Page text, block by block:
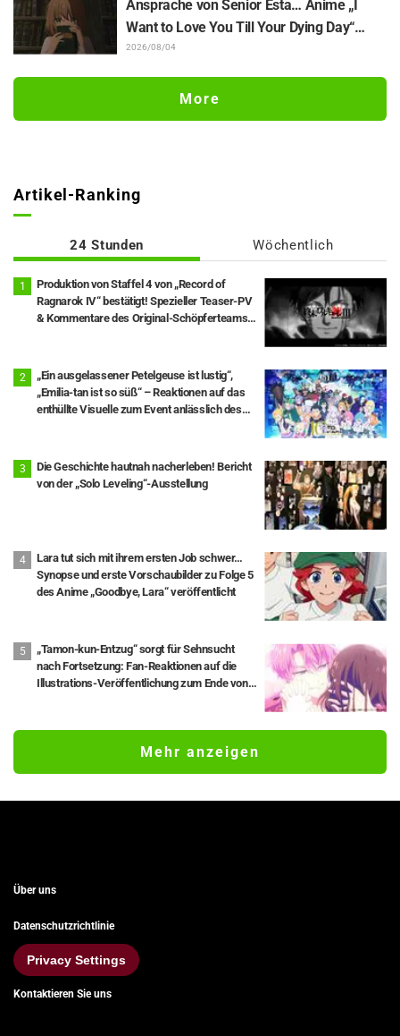
auf die Pelle rückt
Ansprache von Senior Esta… Anime „I
Want to Love You Till Your Dying Day“
Enthüllung von Synopsis für Episode 5,
Episodenposter
2026/08/04
More
Artikel-Ranking
24 Stunden Wöchentlich
Produktion von Staffel 4 von „Record of
Ragnarok IV“ bestätigt! Spezieller Teaser-PV
& Kommentare des Original-Schöpferteams
„Ein ausgelassener Petelgeuse ist lustig“,
„Emilia-tan ist so süß“ – Reaktionen auf das
enthüllte Visuelle zum Event anlässlich des
Die Geschichte hautnah nacherleben! Bericht
von der „Solo Leveling“-Ausstellung
Lara tut sich mit ihrem ersten Job schwer…
Synopse und erste Vorschaubilder zu Folge 5
des Anime „Goodbye, Lara“ veröffentlicht
„Tamon-kun-Entzug“ sorgt für Sehnsucht
nach Fortsetzung: Fan-Reaktionen auf die
Illustrations-Veröffentlichung zum Ende von
Zeichnungen“
Mehr anzeigen
Über uns
Datenschutzrichtlinie
Privacy Settings
Kontaktieren Sie uns